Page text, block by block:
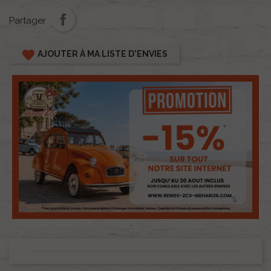
Partager
favorite AJOUTER À MA LISTE D'ENVIES